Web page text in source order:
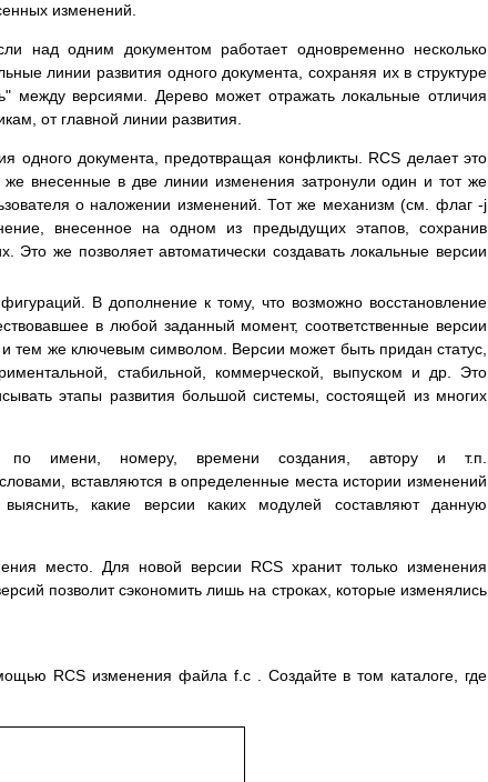
изменений.
над одним документом работает одновременно несколько
линии развития одного документа, сохраняя их в структуре
между версиями. Дерево может отражать локальные отличия
от главной линии развития.
одного документа, предотвращая конфликты. RCS делает это
внесенные в две линии изменения затронули один и тот же
о наложении изменений. Тот же механизм (см. флаг -j
внесенное на одном из предыдущих этапов, сохранив
же позволяет автоматически создавать локальные версии
В дополнение к тому, что возможно восстановление
в любой заданный момент, соответственные версии
тем же ключевым символом. Версии может быть придан статус,
стабильной, коммерческой, выпуском и др. Это
этапы развития большой системы, состоящей из многих
по имени, номеру, времени создания, автору и т.п.
вставляются в определенные места истории изменений
какие версии каких модулей составляют данную
место. Для новой версии RCS хранит только изменения
позволит сэкономить лишь на строках, которые изменялись
RCS изменения файла f.c . Создайте в том каталоге, где